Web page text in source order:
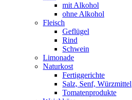
mit Alkohol
ohne Alkohol
Fleisch
Geflügel
Rind
Schwein
Limonade
Naturkost
Fertiggerichte
Salz, Senf, Würzmittel
Tomatenprodukte